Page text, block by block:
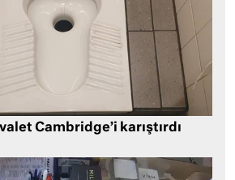
Cambridge’i karıştırdı